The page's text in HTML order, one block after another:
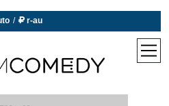
/  r-au
open